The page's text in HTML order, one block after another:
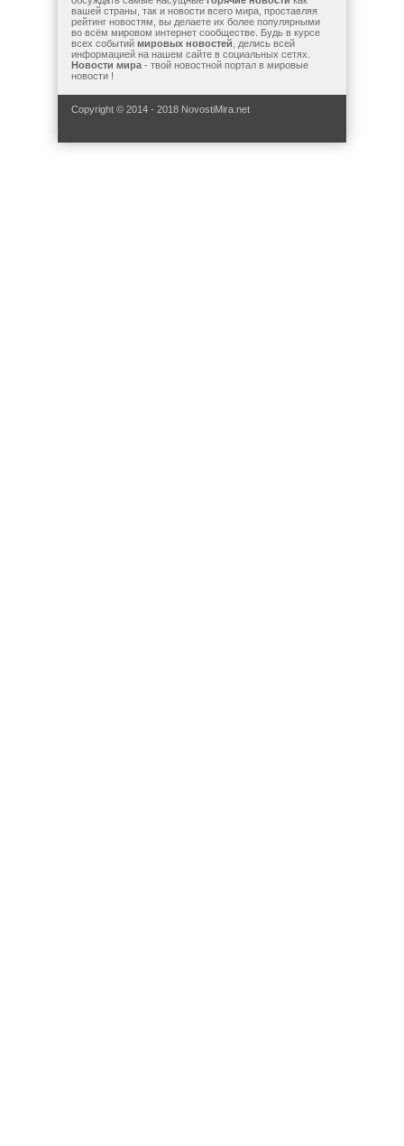
вашей страны, так и новости всего мира, проставляя
рейтинг новостям, вы делаете их более популярными
во всём мировом интернет сообществе. Будь в курсе
всех событий мировых новостей , делись всей
информацией на нашем сайте в социальных сетях.
Новости мира - твой новостной портал в мировые
новости !
Copyright © 2014 - 2018 NovostiMira.net